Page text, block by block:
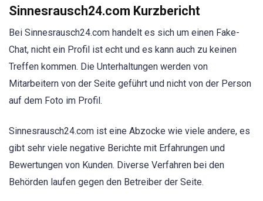
Sinnesrausch24.com Kurzbericht
Bei Sinnesrausch24.com handelt es sich um einen Fake-
Chat, nicht ein Profil ist echt und es kann auch zu keinen
Treffen kommen. Die Unterhaltungen werden von
Mitarbeitern von der Seite geführt und nicht von der Person
auf dem Foto im Profil.
Sinnesrausch24.com ist eine Abzocke wie viele andere, es
gibt sehr viele negative Berichte mit Erfahrungen und
Bewertungen von Kunden. Diverse Verfahren bei den
Behörden laufen gegen den Betreiber der Seite.